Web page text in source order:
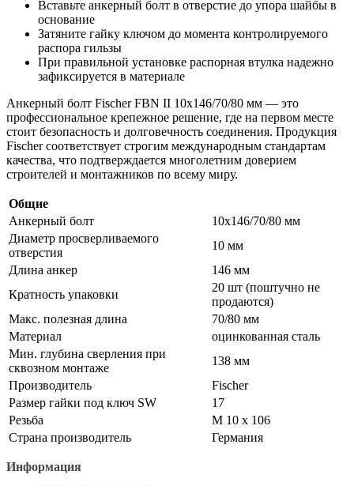
Вставьте анкерный болт в отверстие до упора шайбы в
основание
Затяните гайку ключом до момента контролируемого
распора гильзы
При правильной установке распорная втулка надежно
зафиксируется в материале
Анкерный болт Fischer FBN II 10х146/70/80 мм — это
профессиональное крепежное решение, где на первом месте
стоит безопасность и долговечность соединения. Продукция
Fischer соответствует строгим международным стандартам
качества, что подтверждается многолетним доверием
строителей и монтажников по всему миру.
Общие
Анкерный болт
10х146/70/80 мм
Диаметр просверливаемого
отверстия
10 мм
Длина анкер
146 мм
Кратность упаковки
20 шт (поштучно не
продаются)
Макс. полезная длина
70/80 мм
Материал
оцинкованная сталь
Мин. глубина сверления при
сквозном монтаже
138 мм
Производитель
Fischer
Размер гайки под ключ SW
17
Резьба
M 10 x 106
Страна производитель
Германия
Информация